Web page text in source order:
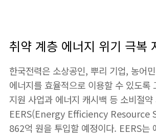
취약 계층 에너지 위기 극복
한국전력은 소상공인, 뿌리 기업, 농어
에너지를 효율적으로 이용할 수 있도록
지원 사업과 에너지 캐시백 등 소비절약
EERS(Energy Efficiency Resource
862억 원을 투입할 예정이다. EERS는